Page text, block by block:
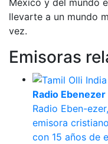
México y del mundo
llevarte a un mundo
vez.
Emisoras
Radio
Radio Eben-
emisora
con 15 años de